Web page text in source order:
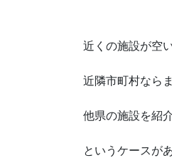
近くの施設が空
近隣市町村なら
他県の施設を紹
というケースが